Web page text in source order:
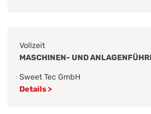
Vollzeit
MASCHINEN- UND
Sweet Tec GmbH
Details >